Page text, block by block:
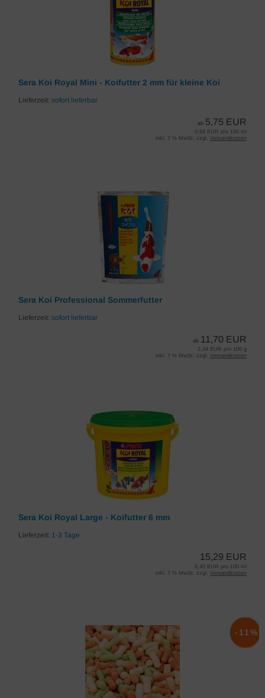
Sera Koi Royal Mini - Koifutter 2 mm für kleine Koi
Lieferzeit: sofort lieferbar
ab 5,75 EUR
0,58 EUR pro 100 ml
inkl. 7 % MwSt. zzgl. Versandkosten
Sera Koi Professional Sommerfutter
Lieferzeit: sofort lieferbar
ab 11,70 EUR
2,34 EUR pro 100 g
inkl. 7 % MwSt. zzgl. Versandkosten
Sera Koi Royal Large - Koifutter 6 mm
Lieferzeit: 1-3 Tage
15,29 EUR
0,40 EUR pro 100 ml
inkl. 7 % MwSt. zzgl. Versandkosten
-11%